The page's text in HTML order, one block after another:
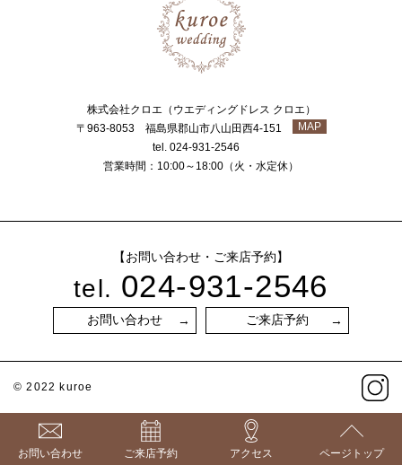
株式会社クロエ（ウエディングドレス クロエ）
〒963-8053 福島県郡山市八山田西4-151
MAP
tel. 024-931-2546
営業時間：10:00～18:00（火・水定休）
【お問い合わせ・ご来店予約】
tel. 024-931-2546
お問い合わせ ご来店予約
© 2022 kuroe
お問い合わせ ご来店予約 アクセス ページトップ